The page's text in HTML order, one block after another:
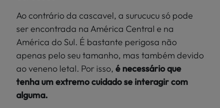
Ao contrário da cascavel, a surucucu só pode
ser encontrada na América Central e na
América do Sul. É bastante perigosa não
apenas pelo seu tamanho, mas também devido
ao veneno letal. Por isso, é necessário que
tenha um extremo cuidado se interagir com
alguma.